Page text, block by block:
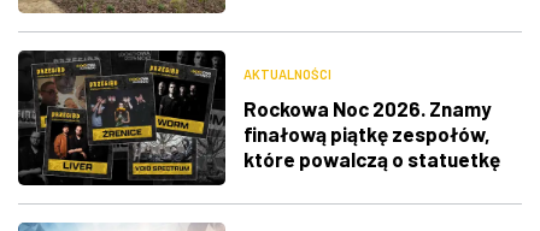
AKTUALNOŚCI
Rockowa Noc 2026. Znamy
finałową piątkę zespołów,
które powalczą o statuetkę